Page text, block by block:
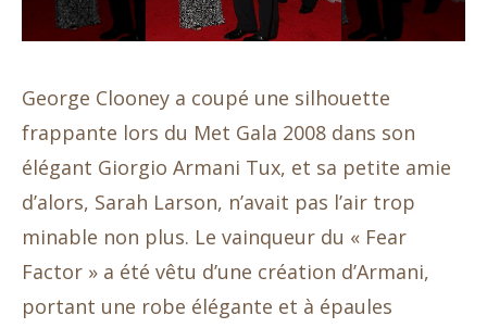
George Clooney a coupé une silhouette
frappante lors du Met Gala 2008 dans son
élégant Giorgio Armani Tux, et sa petite amie
d’alors, Sarah Larson, n’avait pas l’air trop
minable non plus. Le vainqueur du « Fear
Factor » a été vêtu d’une création d’Armani,
portant une robe élégante et à épaules